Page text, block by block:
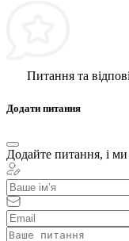
Питання та
Додати питання
Додайте питання, і